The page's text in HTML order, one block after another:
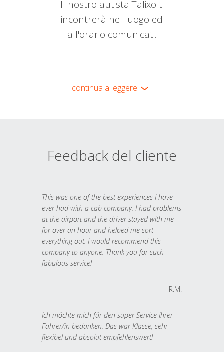
Il nostro autista Talixo ti
incontrerà nel luogo ed
all'orario comunicati.
continua a leggere
Feedback del cliente
This was one of the best experiences I have
ever had with a cab company. I had problems
at the airport and the driver stayed with me
for over an hour and helped me sort
everything out. I would recommend this
company to anyone. Thank you for such
fabulous service!
R.M.
Ich möchte mich für den super Service Ihrer
Fahrer/in bedanken. Das war Klasse, sehr
flexibel und absolut empfehlenswert!